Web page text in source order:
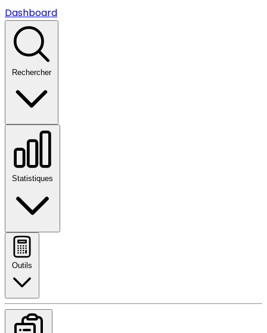
Dashboard
Rechercher
Statistiques
Outils